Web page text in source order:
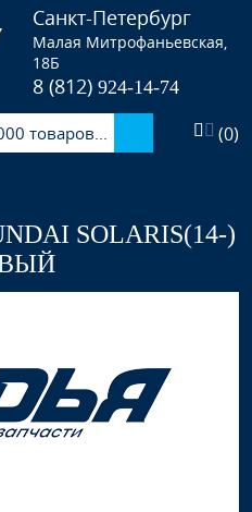
Санкт-Петербург
Малая Митрофаньевская,
18Б
8 (812)924-14-74
(0)
SOLARIS(14-)